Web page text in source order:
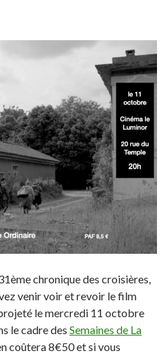
chronique des croisières,
venir voir et revoir le film
le mercredi 11 octobre
le cadre des Semaines de La
coûtera 8€50 et si vous